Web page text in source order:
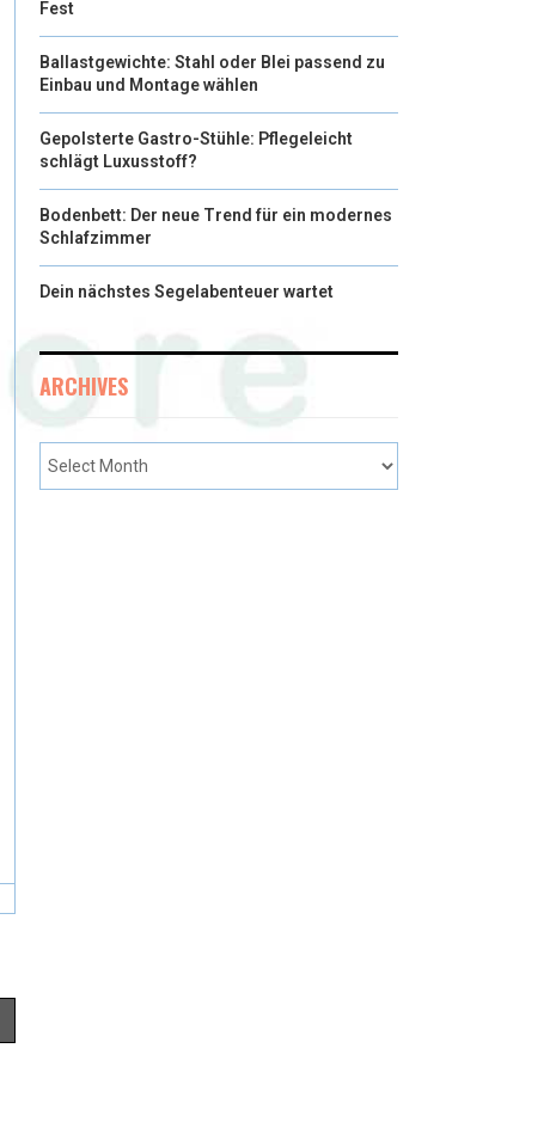
Fest
Ballastgewichte: Stahl oder Blei passend zu
Einbau und Montage wählen
Gepolsterte Gastro-Stühle: Pflegeleicht
schlägt Luxusstoff?
Bodenbett: Der neue Trend für ein modernes
Schlafzimmer
Dein nächstes Segelabenteuer wartet
ARCHIVES